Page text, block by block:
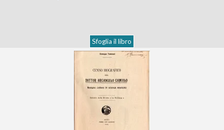
Sfoglia il libro